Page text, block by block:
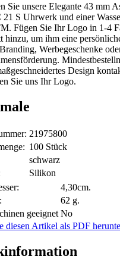
Sie unsere Elegante 43 mm
21 S Uhrwerk und einer
Fügen Sie Ihr Logo in 1-4
hinzu, um ihm eine
Werbegeschenke
Design
Sie uns Ihr Logo.
21975800
100 Stück
schwarz
Silikon
4,30cm.
62 g.
geeignet No
diesen Artikel als PDF